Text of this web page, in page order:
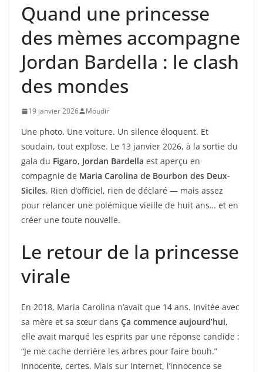
Quand une princesse
des mèmes accompagne
Jordan Bardella : le clash
des mondes
19 janvier 2026 Moudir
Une photo. Une voiture. Un silence éloquent. Et
soudain, tout explose. Le 13 janvier 2026, à la sortie du
gala du Figaro, Jordan Bardella est aperçu en
compagnie de Maria Carolina de Bourbon des Deux-
Siciles. Rien d’officiel, rien de déclaré — mais assez
pour relancer une polémique vieille de huit ans… et en
créer une toute nouvelle.
Le retour de la princesse
virale
En 2018, Maria Carolina n’avait que 14 ans. Invitée avec
sa mère et sa sœur dans Ça commence aujourd’hui,
elle avait marqué les esprits par une réponse candide :
“Je me cache derrière les arbres pour faire bouh.”
Innocente, certes. Mais sur Internet, l’innocence se